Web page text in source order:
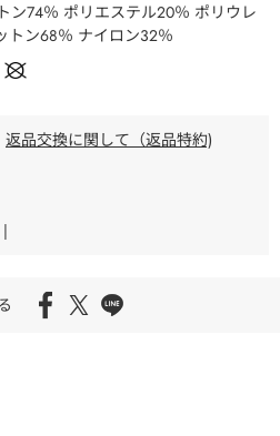
ン74％ ポリエステル20％ ポリウレ
トン68％ ナイロン32％
返品交換に関して（返品特約)
|